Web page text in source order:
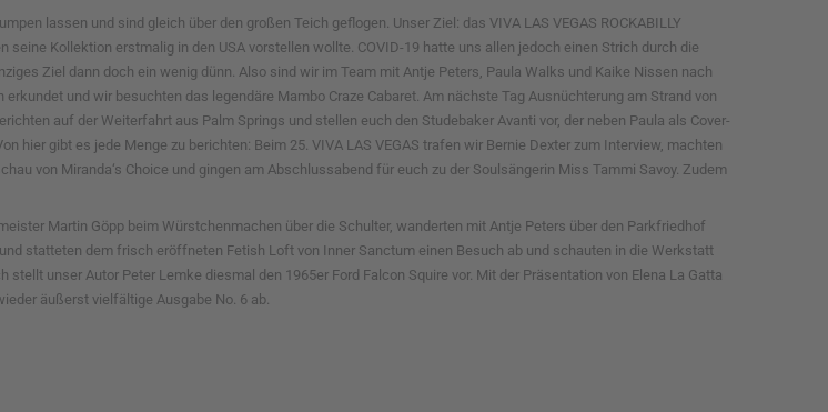
lassen und sind gleich über den großen Teich geflogen. Unser Ziel: das VIVA LAS VEGAS ROCKABILLY
seine Kollektion erstmalig in den USA vorstellen wollte. COVID-19 hatte uns allen jedoch einen Strich durch die
Ziel dann doch ein wenig dünn. Also sind wir im Team mit Antje Peters, Paula Walks und Kaike Nissen nach
und wir besuchten das legendäre Mambo Craze Cabaret. Am nächste Tag Ausnüchterung am Strand von
auf der Weiterfahrt aus Palm Springs und stellen euch den Studebaker Avanti vor, der neben Paula als Cover-
hier gibt es jede Menge zu berichten: Beim 25. VIVA LAS VEGAS trafen wir Bernie Dexter zum Interview, machten
von Miranda‘s Choice und gingen am Abschlussabend für euch zu der Soulsängerin Miss Tammi Savoy. Zudem
Martin Göpp beim Würstchenmachen über die Schulter, wanderten mit Antje Peters über den Parkfriedhof
statteten dem frisch eröffneten Fetish Loft von Inner Sanctum einen Besuch ab und schauten in die Werkstatt
unser Autor Peter Lemke diesmal den 1965er Ford Falcon Squire vor. Mit der Präsentation von Elena La Gatta
äußerst vielfältige Ausgabe No. 6 ab.